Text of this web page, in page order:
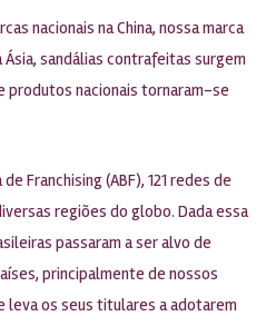
nacionais na China, nossa marca
sandálias contrafeitas surgem
produtos nacionais tornaram-se
Franchising (ABF), 121 redes de
regiões do globo. Dada essa
passaram a ser alvo de
principalmente de nossos
leva os seus titulares a adotarem